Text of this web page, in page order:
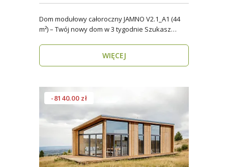
Dom modułowy całoroczny JAMNO V2.1_A1 (44
m²) – Twój nowy dom w 3 tygodnie Szukasz
WIĘCEJ
-8140.00 zł